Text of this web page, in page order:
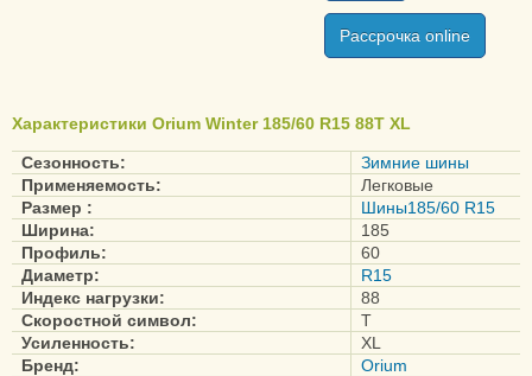
Рассрочка online
Характеристики Orium Winter 185/60 R15 88T XL
Сезонность:
Зимние шины
Применяемость:
Легковые
Размер :
Шины185/60 R15
Ширина:
185
Профиль:
60
Диаметр:
R15
Индекс нагрузки:
88
Скоростной символ:
T
Усиленность:
XL
Бренд:
Orium